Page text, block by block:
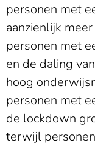
personen met
aanzienlijk
personen met
en de daling
hoog
personen met
de lockdown
terwijl